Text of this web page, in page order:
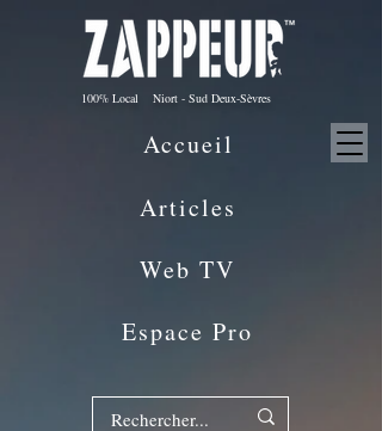
100% Local Niort - Sud Deux-Sèvres
Articles
Web TV
Espace Pro
Accueil